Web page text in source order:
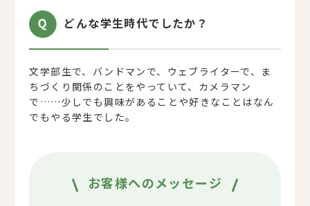
どんな学生時代でしたか？
文学部生で、バンドマンで、ウェブライターで、ま
ちづくり関係のことをやっていて、カメラマン
で……少しでも興味があることや好きなことはなん
でもやる学生でした。
お客様へのメッセージ